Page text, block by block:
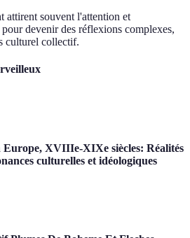
attirent souvent l'attention et
devenir des réflexions complexes,
culturel collectif.
XVIIIe-XIXe siècles: Réalités
culturelles et idéologiques